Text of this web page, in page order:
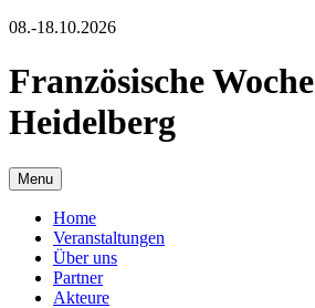
08.-18.10.2026
Französische Woche
Heidelberg
Menu
Home
Veranstaltungen
Über uns
Partner
Akteure